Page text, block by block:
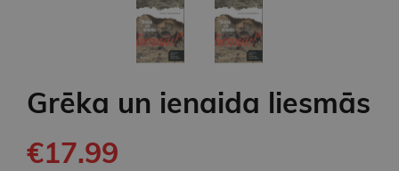
Grēka un ienaida liesmās
€17.99